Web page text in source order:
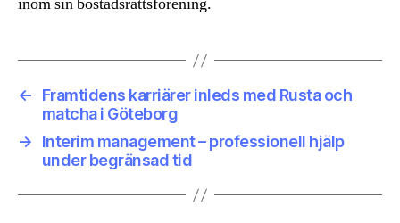
←
Framtidens karriärer inleds med Rusta och
matcha i Göteborg
→
Interim management – professionell hjälp
under begränsad tid